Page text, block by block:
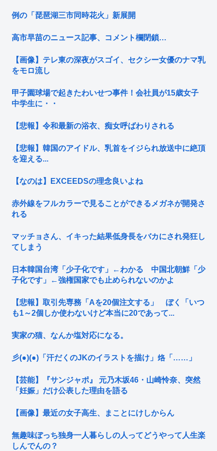
例の「琵琶湖三市同時花火」新展開
高市早苗のニュース記事、コメント欄閉鎖…
【画像】テレ東の深夜がスゴイ、セクシー女優のナマ乳
をモロ流し
甲子園球場で起きたわいせつ事件！会社員が15歳女子
中学生に・・
【悲報】令和最新の浴衣、痴女呼ばわりされる
【悲報】韓国のアイドル、乳首をイジられ放送中に絶頂
を迎える...
【なのは】EXCEEDSの理念良いよね
赤外線をフルカラーで見ることができるメガネが開発さ
れる
マッチョさん、イキった結果低身長をバカにされ発狂し
てしまう
日本韓国台湾「少子化です」←わかる 中国北朝鮮「少
子化です」←強権国家でも止められないのかよ
【悲報】取引先専務「Aを20個注文する」 ぼく「いつ
も1～2個しか使わないけど本当に20であって...
実家の猫、なんか塩対応になる。
彡(●)(●)「汗だくのJKのイラストを描け」烙「……」
【芸能】『サンジャポ』 元乃木坂46・山崎怜奈、突然
「妊娠」だけ公表した理由を語る
【画像】最近の女子高生、まことにけしからん
無趣味ぼっち独身一人暮らしの人ってどうやって人生楽
しんでんの？